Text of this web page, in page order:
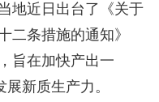
地近日出台了《关于
二条措施的通知》
旨在加快产出一
新质生产力。